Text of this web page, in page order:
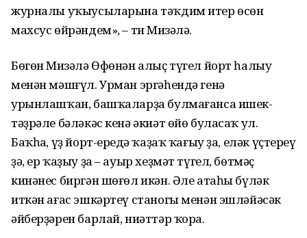
журналы уҡыусыларына тәҡдим итер өсөн
махсус өйрәндем», – ти Миңзәлә.
Бөгөн Миңзәлә Өфөнән алыҫ түгел йорт һалыу
менән мәшғүл. Урман эргә­һендә генә
урынлашҡан, башҡаларҙа булмағанса ишек-
тәҙрәле бәләкәс кенә әкиәт өйө буласаҡ ул.
Баҡһаң, үҙ йорт-ереңдә ҡаҙаҡ ҡағыу ҙа, еләк үҫтереү
ҙә, ер ҡаҙыу ҙа – ауыр хеҙмәт түгел, бөтмәҫ
кинәнес биргән шөғөл икән. Әле атаһы бүләк
иткән ағас эшкәртеү станогы менән эшләйәсәк
әйберҙәрен барлай, ниәттәр ҡора.